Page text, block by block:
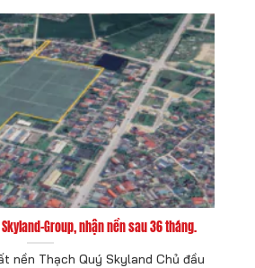
Group, nhận nền sau 36 tháng.
nền Thạch Quý Skyland Chủ đầu